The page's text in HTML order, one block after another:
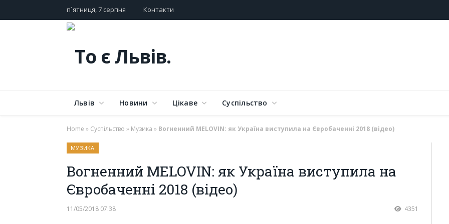
п`ятниця, 7 серпня Контакти
Львів Новини Цікаве Суспільство
Home » Суспільство » Музика » Вогненний MELOVIN: як Україна виступила на Євробаченні 2018 (відео)
МУЗИКА
Вогненний MELOVIN: як Україна виступила на
Євробаченні 2018 (відео)
11/05/2018 07:38 4351